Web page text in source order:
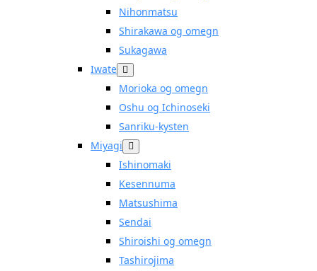
Nihonmatsu
Shirakawa og omegn
Sukagawa
Iwate
Morioka og omegn
Oshu og Ichinoseki
Sanriku-kysten
Miyagi
Ishinomaki
Kesennuma
Matsushima
Sendai
Shiroishi og omegn
Tashirojima